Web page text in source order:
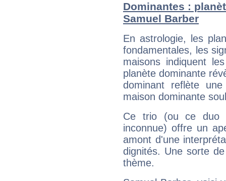
Dominantes :
Samuel Barber
En astrologie, les
fondamentales, les
maisons indiquent
planète dominante
dominant reflète
maison dominante
Ce trio (ou ce duo
inconnue) offre un
amont d'une
dignités. Une sorte
thème.